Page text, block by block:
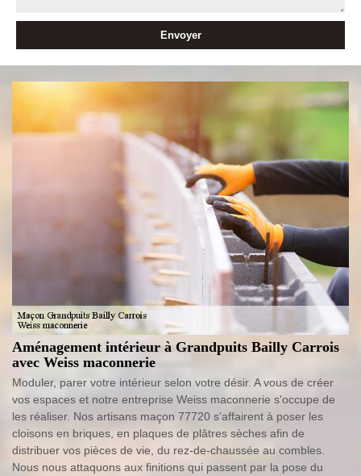
Aménagement intérieur à Grandpuits Bailly Carrois
avec Weiss maconnerie
Moduler, parer votre intérieur selon votre désir. A vous de créer
vos espaces et notre entreprise Weiss maconnerie s'occupe de
les réaliser. Nos artisans maçon 77720 s'affairent à poser les
cloisons en briques, en plaques de plâtres sèches afin de
distribuer vos pièces de vie, du rez-de-chaussée au combles.
Nous nous attaquons aux finitions qui passent par la pose du